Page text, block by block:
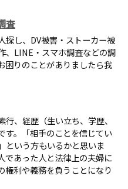
査
探し、DV被害・ストーカー被
、LINE・スマホ調査などの調
困りのことがありましたら我
、経歴（生い立ち、学歴、
す。「相手のことを信じてい
いう方もいるかと思いま
であった人と法律上の夫婦に
権利や義務を負うことになり